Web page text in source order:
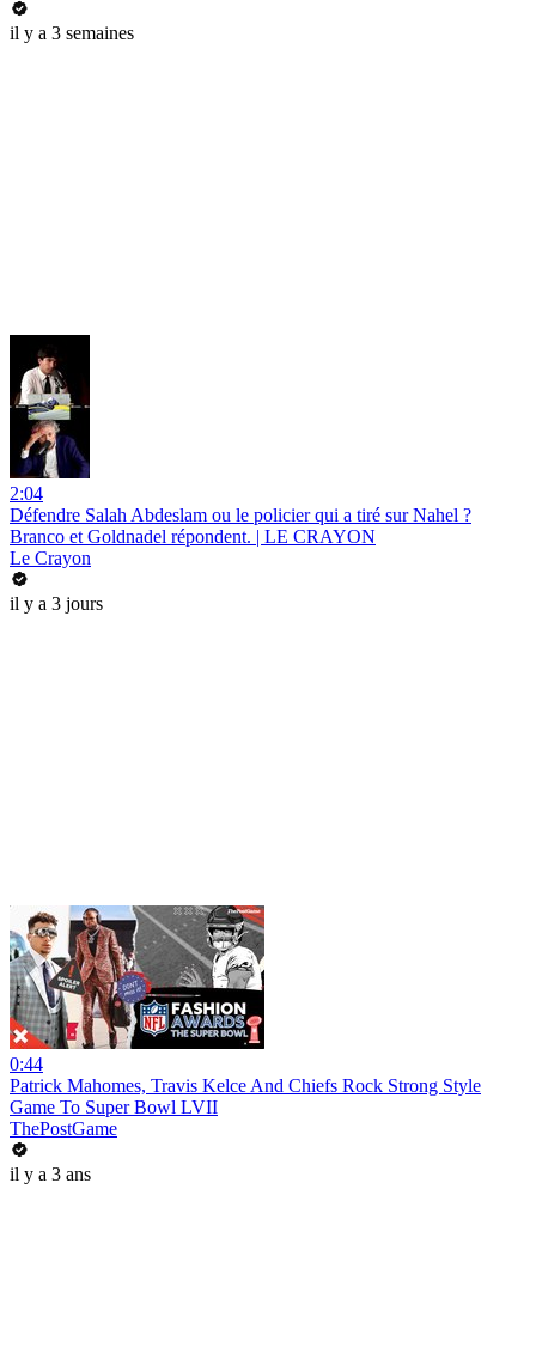
il y a 3 semaines
2:04
Défendre Salah Abdeslam ou le policier qui a tiré sur Nahel ?
Branco et Goldnadel répondent. | LE CRAYON
Le Crayon
il y a 3 jours
0:44
Patrick Mahomes, Travis Kelce And Chiefs Rock Strong Style
Game To Super Bowl LVII
ThePostGame
il y a 3 ans